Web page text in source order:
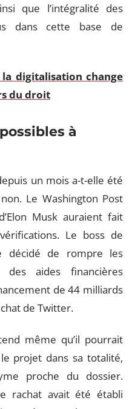
que l’intégralité des
dans cette base de
digitalisation change
du droit
à
un mois a-t-elle été
Le Washington Post
Musk auraient fait
Le boss de
décidé de rompre les
des aides financières
de 44 milliards
de Twitter.
même qu’il pourrait
projet dans sa totalité,
proche du dossier.
rachat avait été établi